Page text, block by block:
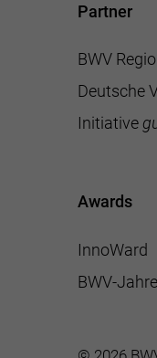
Partner
BWV
Deutsche
Initiative
Awards
InnoWard
BWV-